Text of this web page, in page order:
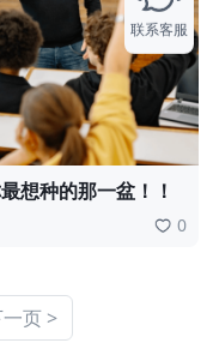
想种的那一盆！！
0
页 >
联系客服